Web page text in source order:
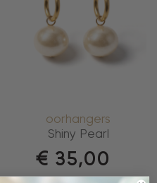
oorhangers
Shiny Pearl
€ 35,00